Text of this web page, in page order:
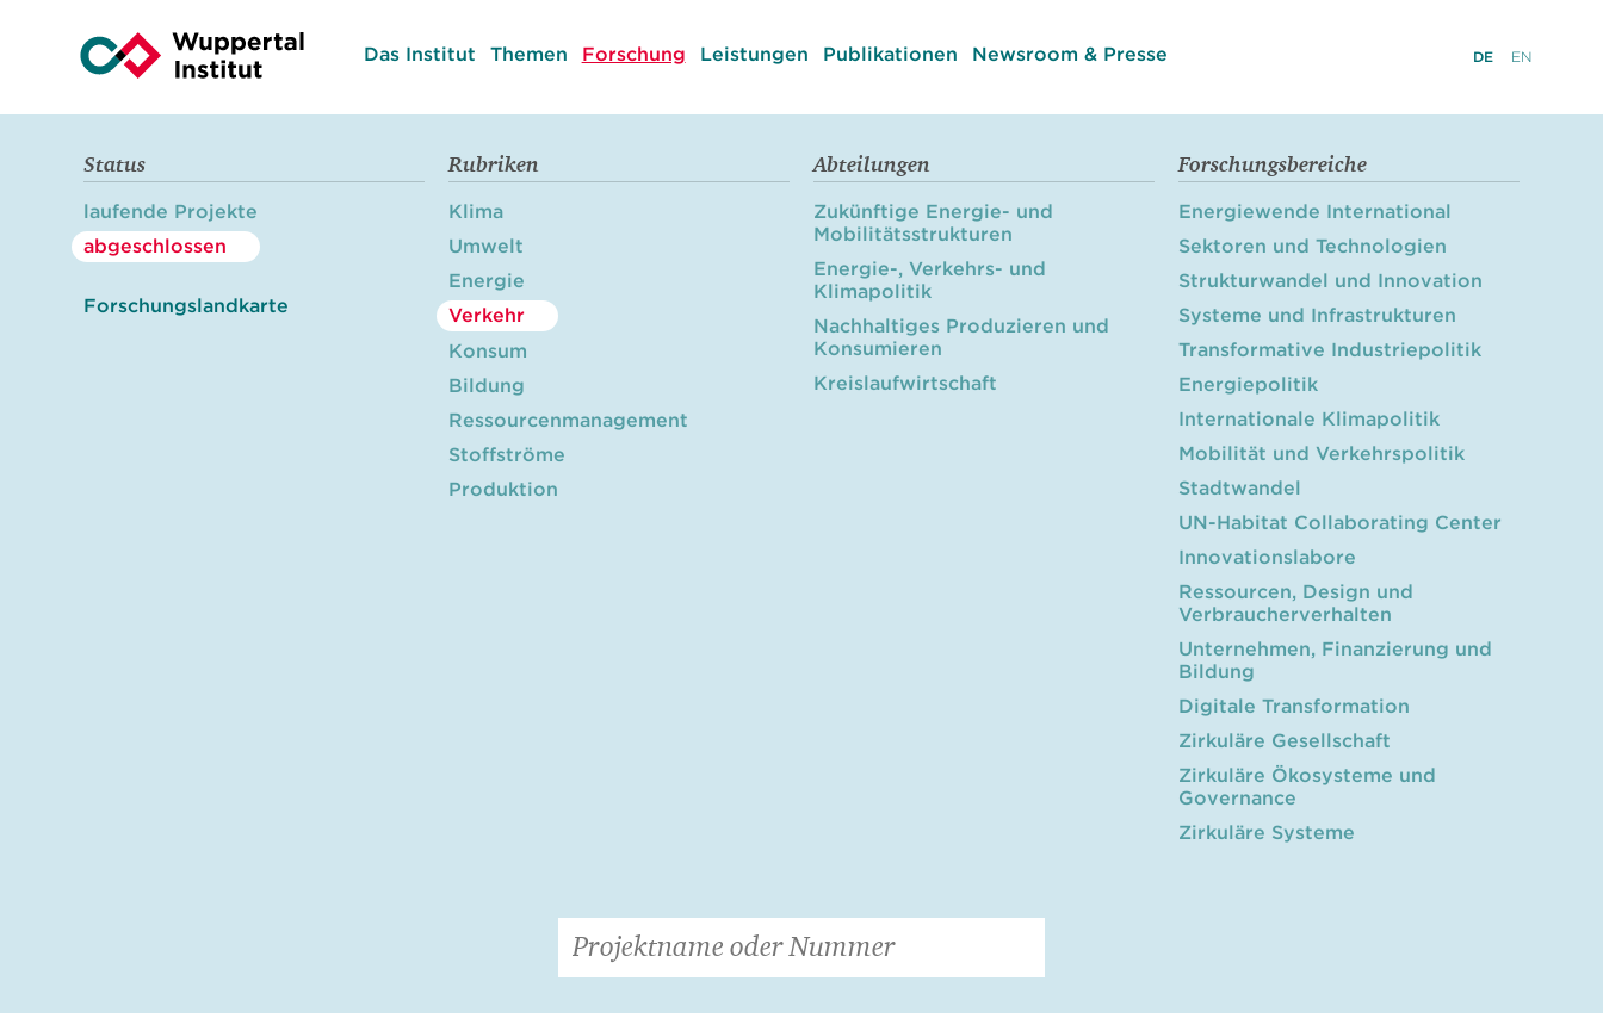
Das Institut Themen Forschung Leistungen Publikationen Newsroom & Presse DE EN
Status
laufende Projekte
abgeschlossen
Forschungslandkarte
Rubriken
Klima
Umwelt
Energie
Verkehr
Konsum
Bildung
Ressourcenmanagement
Stoffströme
Produktion
Abteilungen
Zukünftige Energie- und
Mobilitätsstrukturen
Energie-, Verkehrs- und
Klimapolitik
Nachhaltiges Produzieren und
Konsumieren
Kreislaufwirtschaft
Forschungsbereiche
Energiewende International
Sektoren und Technologien
Strukturwandel und Innovation
Systeme und Infrastrukturen
Transformative Industriepolitik
Energiepolitik
Internationale Klimapolitik
Mobilität und Verkehrspolitik
Stadtwandel
UN-Habitat Collaborating Center
Innovationslabore
Ressourcen, Design und
Verbraucherverhalten
Unternehmen, Finanzierung und
Bildung
Digitale Transformation
Zirkuläre Gesellschaft
Zirkuläre Ökosysteme und
Governance
Zirkuläre Systeme